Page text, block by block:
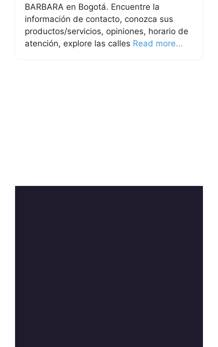
BARBARA en Bogotá. Encuentre la
información de contacto, conozca sus
productos/servicios, opiniones, horario de
atención, explore las calles Read more...